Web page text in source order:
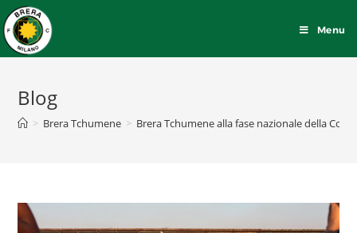
Menu
Blog
> Brera Tchumene > Brera Tchumene alla fase nazionale della